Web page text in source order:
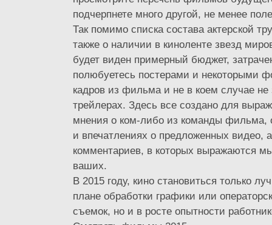
подчерпнете много другой, не менее
Так помимо списка состава актерской
также о наличии в киноленте звезд
будет виден примерный бюджет,
полюбуетесь постерами и некоторыми
кадров из фильма и не в коем случае не
трейлерах. Здесь все создано для
мнения о ком-либо из команды фильма,
и впечатлениях о предложенных видео,
комментариев, в которых выражаются
ваших.
В 2015 году, кино становиться только
плане обработки графики или
съемок, но и в росте опытности